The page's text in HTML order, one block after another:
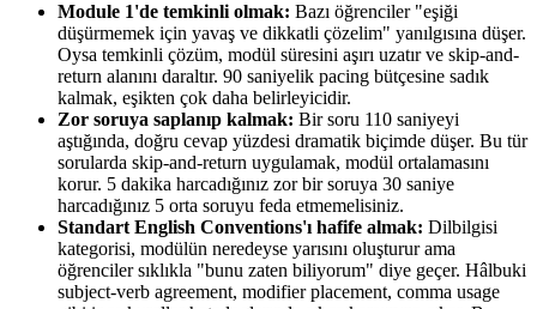
Module 1'de temkinli olmak: Bazı öğrenciler "eşiği
düşürmemek için yavaş ve dikkatli çözelim" yanılgısına düşer.
Oysa temkinli çözüm, modül süresini aşırı uzatır ve skip-and-
return alanını daraltır. 90 saniyelik pacing bütçesine sadık
kalmak, eşikten çok daha belirleyicidir.
Zor soruya saplanıp kalmak: Bir soru 110 saniyeyi
aştığında, doğru cevap yüzdesi dramatik biçimde düşer. Bu tür
sorularda skip-and-return uygulamak, modül ortalamasını
korur. 5 dakika harcadığınız zor bir soruya 30 saniye
harcadığınız 5 orta soruyu feda etmemelisiniz.
Standart English Conventions'ı hafife almak: Dilbilgisi
kategorisi, modülün neredeyse yarısını oluşturur ama
öğrenciler sıklıkla "bunu zaten biliyorum" diye geçer. Hâlbuki
subject-verb agreement, modifier placement, comma usage